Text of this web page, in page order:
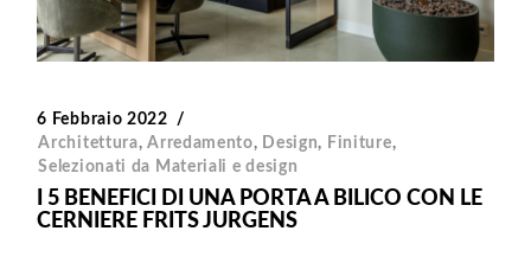
6 Febbraio 2022
Architettura,Arredamento, Design, Finiture,
Selezionati da Materiali e design
I 5 BENEFICI DI UNA PORTA A BILICO CON LE
CERNIERE FRITS JURGENS